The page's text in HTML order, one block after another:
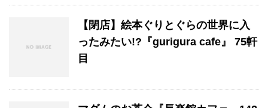
【閉店】絵本ぐりとぐらの世界に入
ったみたい!?『gurigura cafe』 75軒
目